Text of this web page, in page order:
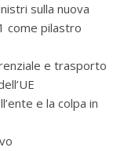
sulla nuova
come pilastro
e trasporto
e la colpa in